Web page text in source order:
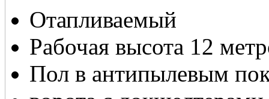
Отапливаемый
Рабочая высота 12
Пол в антипылевым